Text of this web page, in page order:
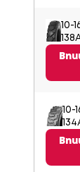
10-
10-